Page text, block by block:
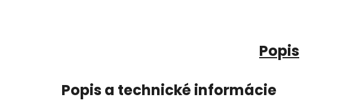
Popis
Popis a technické informácie